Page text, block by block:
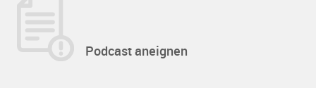
Podcast aneignen